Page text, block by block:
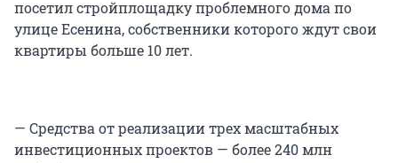
посетил стройплощадку проблемного дома по
улице Есенина, собственники которого ждут свои
квартиры больше 10 лет.
— Средства от реализации трех масштабных
инвестиционных проектов — более 240 млн